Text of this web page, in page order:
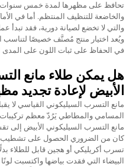
تحافظ على مظهرها لمدة خمس سنوات أو
والخاضعة للتنظيف المنتظم. أما في
والتي لا تخضع لصيانة دورية، فقد تبدأ
ويُعد اختيار منتج مُصنَّف خصيصًا لتناسب
في الحفاظ على ثبات اللون على المدى
هل يمكن طلاء مانع
الأبيض لإعادة تجديد
مانع التسرب السيليكوني القياسي لا
المسامي والمطاطي يَرُدّ معظم تركيبات
مانع التسرب السيليكوني الأبيض إلى
كان من الضروري الحصول على تشطيب
تسرب أكريليكي أو هجين قابل للطلاء
البيضاء التي فقدت بياضها واكتسبت لونًا